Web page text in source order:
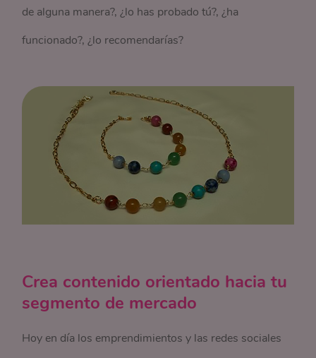
de alguna manera?, ¿lo has probado tú?, ¿ha
funcionado?, ¿lo recomendarías?
Crea contenido orientado hacia tu
segmento de mercado
Hoy en día los emprendimientos y las redes sociales